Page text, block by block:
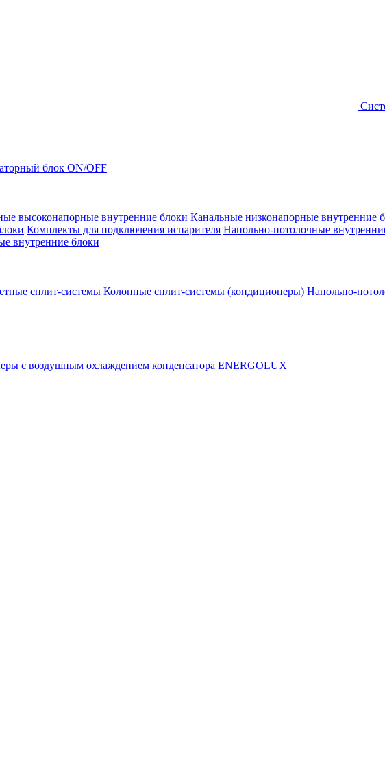
блок ON/OFF
высоконапорные внутренние блоки Канальные низконапорные внутренние
Комплекты для подключения испарителя Напольно-потолочные
внутренние блоки
сплит-системы Колонные сплит-системы (кондиционеры) Напольно-
с воздушным охлаждением конденсатора ENERGOLUX